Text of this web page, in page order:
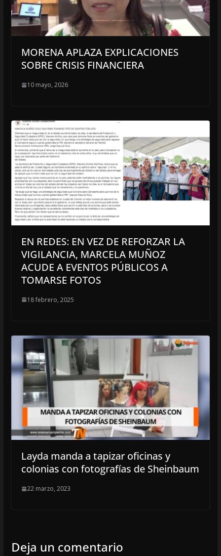
MORENA APLAZA EXPLICACIONES
SOBRE CRISIS FINANCIERA
10 mayo, 2026
EN REDES: EN VEZ DE REFORZAR LA
VIGILANCIA, MARCELA MUÑOZ
ACUDE A EVENTOS PÚBLICOS A
TOMARSE FOTOS
18 febrero, 2025
Layda manda a tapizar oficinas y
colonias con fotografías de Sheinbaum
22 marzo, 2023
Deja un comentario